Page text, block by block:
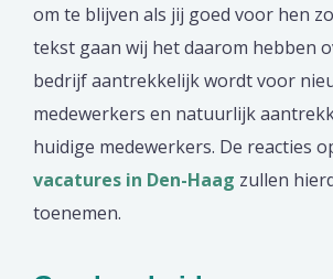
om te blijven als jij goed voor hen
tekst gaan wij het daarom hebben
bedrijf aantrekkelijk wordt voor
medewerkers en natuurlijk
huidige medewerkers. De reacties
vacatures in Den-Haag zullen
toenemen.